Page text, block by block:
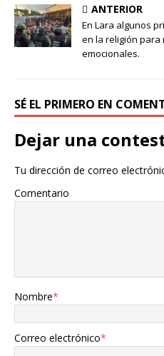
ANTERIOR
En Lara algunos
en la religión para
emocionales.
SÉ EL PRIMERO EN
Dejar una
Tu dirección de correo
Comentario
Nombre*
Correo electrónico*